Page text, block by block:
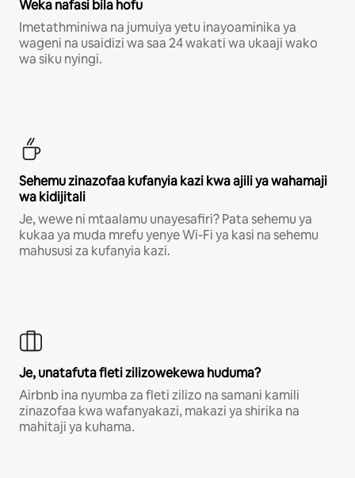
Weka nafasi bila hofu
Imetathminiwa na jumuiya yetu inayoaminika ya
wageni na usaidizi wa saa 24 wakati wa ukaaji wako
wa siku nyingi.
Sehemu zinazofaa kufanyia kazi kwa ajili ya wahamaji
wa kidijitali
Je, wewe ni mtaalamu unayesafiri? Pata sehemu ya
kukaa ya muda mrefu yenye Wi-Fi ya kasi na sehemu
mahususi za kufanyia kazi.
Je, unatafuta fleti zilizowekewa huduma?
Airbnb ina nyumba za fleti zilizo na samani kamili
zinazofaa kwa wafanyakazi, makazi ya shirika na
mahitaji ya kuhama.